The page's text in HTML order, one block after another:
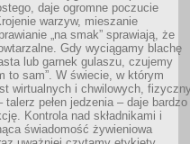
daje ogromne poczucie
warzyw, mieszanie
„na smak” sprawiają, że
Gdy wyciągamy blachę
lub garnek gulaszu, czujemy
to sam”. W świecie, w którym
wirtualnych i chwilowych,
talerz pełen jedzenia – daje bardzo
Kontrola nad składnikami i
świadomość żywieniowa